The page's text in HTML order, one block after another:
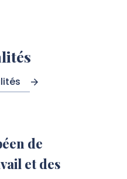
de
et des